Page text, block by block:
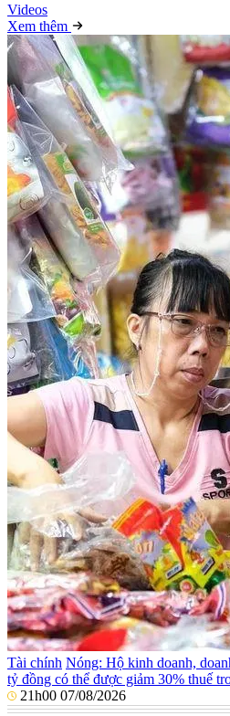
Videos
Xem thêm
Tài chính Nóng: Hộ kinh doanh,
tỷ đồng có thể được giảm 30% thuế
21h00 07/08/2026